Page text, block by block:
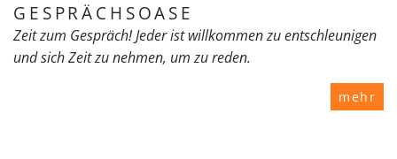
GESPRÄCHSOASE
Zeit zum Gespräch! Jeder ist willkommen zu entschleunigen
und sich Zeit zu nehmen, um zu reden.
mehr